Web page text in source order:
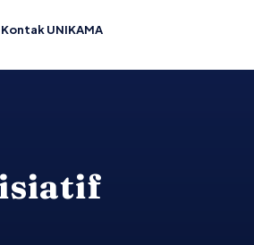
Kontak UNIKAMA